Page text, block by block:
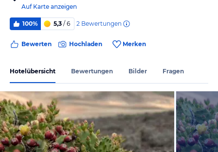
Auf Karte anzeigen
100% 5,3 / 6 2 Bewertungen
Bewerten Hochladen Merken
Hotelübersicht Bewertungen Bilder Fragen